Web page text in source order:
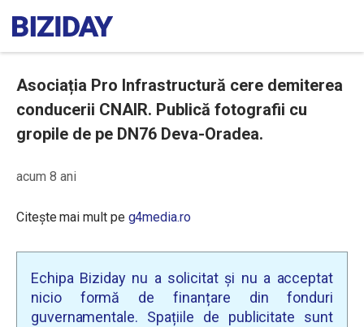
Asociația Pro Infrastructură cere demiterea
conducerii CNAIR. Publică fotografii cu
gropile de pe DN76 Deva-Oradea.
acum 8 ani
Citește mai mult pe g4media.ro
Echipa Biziday nu a solicitat și nu a acceptat
nicio formă de finanțare din fonduri
guvernamentale. Spațiile de publicitate sunt